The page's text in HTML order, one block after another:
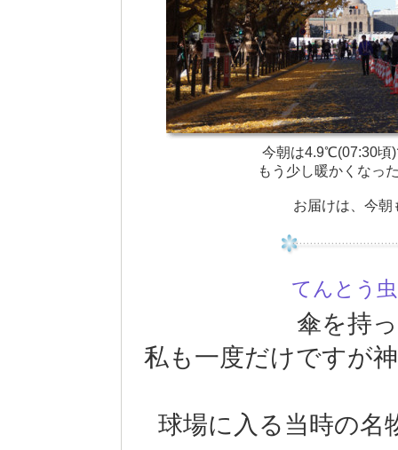
今朝は4.9℃(07:30頃
もう少し暖かくなっ
お届けは、今朝
てんとう
傘を持
私も一度だけですが
球場に入る当時の名